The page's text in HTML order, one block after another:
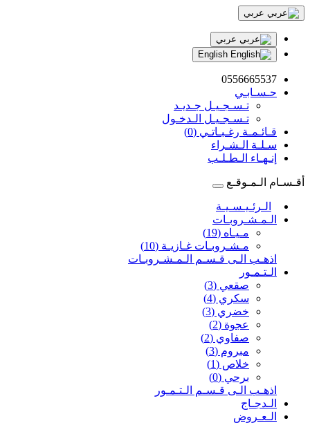
عربي
عربي
0556665537
حـسـابـي
تـسـجـيـل جـديـد
تـسـجـيـل الـدخـول
قـائـمـة رغـبـاتـي (0)
سـلـة الـشـراء
إنـهـاء الـطـلـب
أقـسـام الـمـوقـع
الـرئـيـسـيـة
الـمـشـروبـات
مـيـاه (19)
مـشـروبـات غـازيـة (10)
اذهـب الـى قـسـم الـمـشـروبـات
الـتـمـور
صقعي (3)
سكري (4)
خضري (3)
عجوة (2)
صفاوي (2)
مبروم (3)
خلاص (1)
برحي (0)
اذهـب الـى قـسـم الـتـمـور
الـدجـاج
الـعـروض